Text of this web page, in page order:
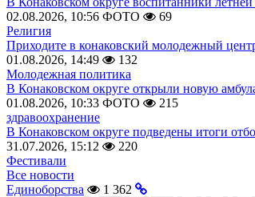
02.08.2026, 10:56 ФОТО
69
Религия
Приходите в конаковский молодежный
01.08.2026, 14:49
132
Молодежная политика
В Конаковском округе открыли новую
01.08.2026, 10:33 ФОТО
215
здравоохранение
В Конаковском округе подведены итоги
31.07.2026, 15:12
220
Фестивали
Все новости
Единоборства
1 362